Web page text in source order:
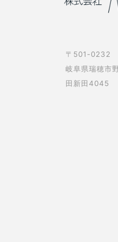
〒501-0232
岐阜県瑞穂市
田新田4045